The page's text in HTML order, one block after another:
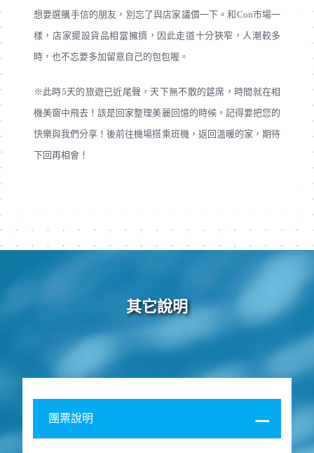
想要選購手信的朋友，別忘了與店家議價一下。和Con市場一
樣，店家擺設貨品相當擁擠，因此走道十分狹窄，人潮較多
時，也不忘要多加留意自己的包包喔。
※此時5天的旅遊已近尾聲，天下無不散的筵席，時間就在相
機美窗中飛去！該是回家整理美麗回憶的時候，記得要把您的
快樂與我們分享！後前往機場搭乘班機，返回溫暖的家，期待
下回再相會！
其它說明
團票說明